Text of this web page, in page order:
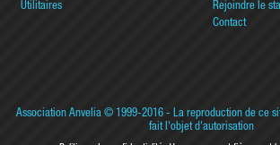
Utilitaires
Rejoindre le
Contact
Association Anvelia© 1999-2016 - La reproduction de ce
fait l'objet d'autorisation